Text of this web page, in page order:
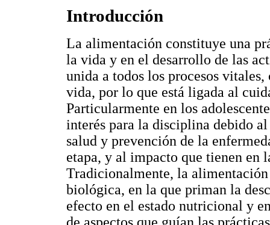
Introducción
La alimentación constituye una
la vida y en el desarrollo de las
unida a todos los procesos
vida, por lo que está ligada al
Particularmente en los
interés para la disciplina debido
salud y prevención de la
etapa, y al impacto que tienen en
Tradicionalmente, la alimentación
biológica, en la que priman la
efecto en el estado nutricional y